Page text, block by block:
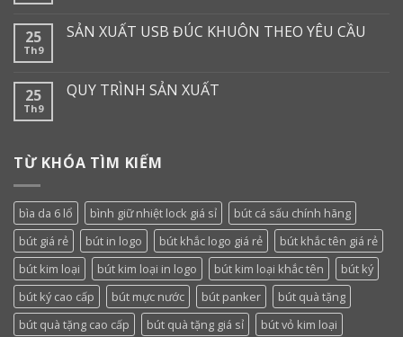
25
Th9
SẢN XUẤT USB ĐÚC KHUÔN THEO YÊU CẦU
25
Th9
QUY TRÌNH SẢN XUẤT
TỪ KHÓA TÌM KIẾM
bìa da 6 lổ bình giữ nhiệt lock giá sỉ
bút cá sấu chính hãng
bút giá rẻ
bút in logo bút khắc logo giá rẻ
bút khắc tên giá rẻ
bút kim loại
bút kim loại in logo bút kim loại khắc tên
bút ký
bút ký cao cấp
bút mực nước bút panker
bút quà tặng
bút quà tặng cao cấp
bút quà tặng giá sỉ
bút vỏ kim loại